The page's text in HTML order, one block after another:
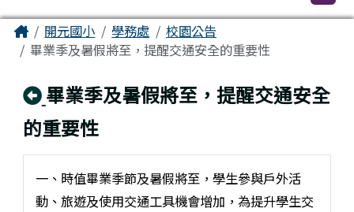
主內容區域
Home開元國小 學務處
校園公告
畢業季及暑假將至，提醒交通安全的重要性
回上頁
畢業季及暑假將至，提醒交通安全
的重要性
一、時值畢業季節及暑假將至，學生參與戶外活
動、旅遊及使用交通工具機會增加，為提升學生交
頁尾區域